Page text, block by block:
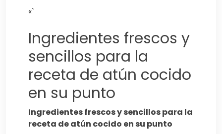
«`
Ingredientes frescos y
sencillos para la
receta de atún cocido
en su punto
Ingredientes frescos y sencillos para la
receta de atún cocido en su punto